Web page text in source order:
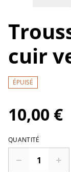
cuir
ÉPUISÉ
10,00 €
QUANTITÉ